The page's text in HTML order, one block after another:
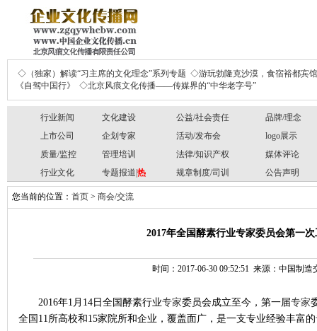
◇（独家）解读“习主席的文化理念”系列专题 ◇游玩勃隆克沙漠，食宿裕都宾馆
《自驾中国行》
◇北京风痕文化传播——传媒界的“中华老字号”
行业新闻 文化建设 公益/社会责任
品牌/理念
上市公司
企划专家 活动/发布会
logo展示
质量/监控
管理培训 法律/知识产权
媒体评论
行业文化
专题报道| 热 规章制度/司训 公告声明
您当前的位置： 首页 > 商会/交流
2017年全国酵素行业专家委员会第一
时间：2017-06-30 09:52:51 来源：中国制
2016年1月14日全国酵素行业专家委员会成立至今，第一届专家
全国11所高校和15家院所和企业，覆盖面广，是一支专业经验丰富的